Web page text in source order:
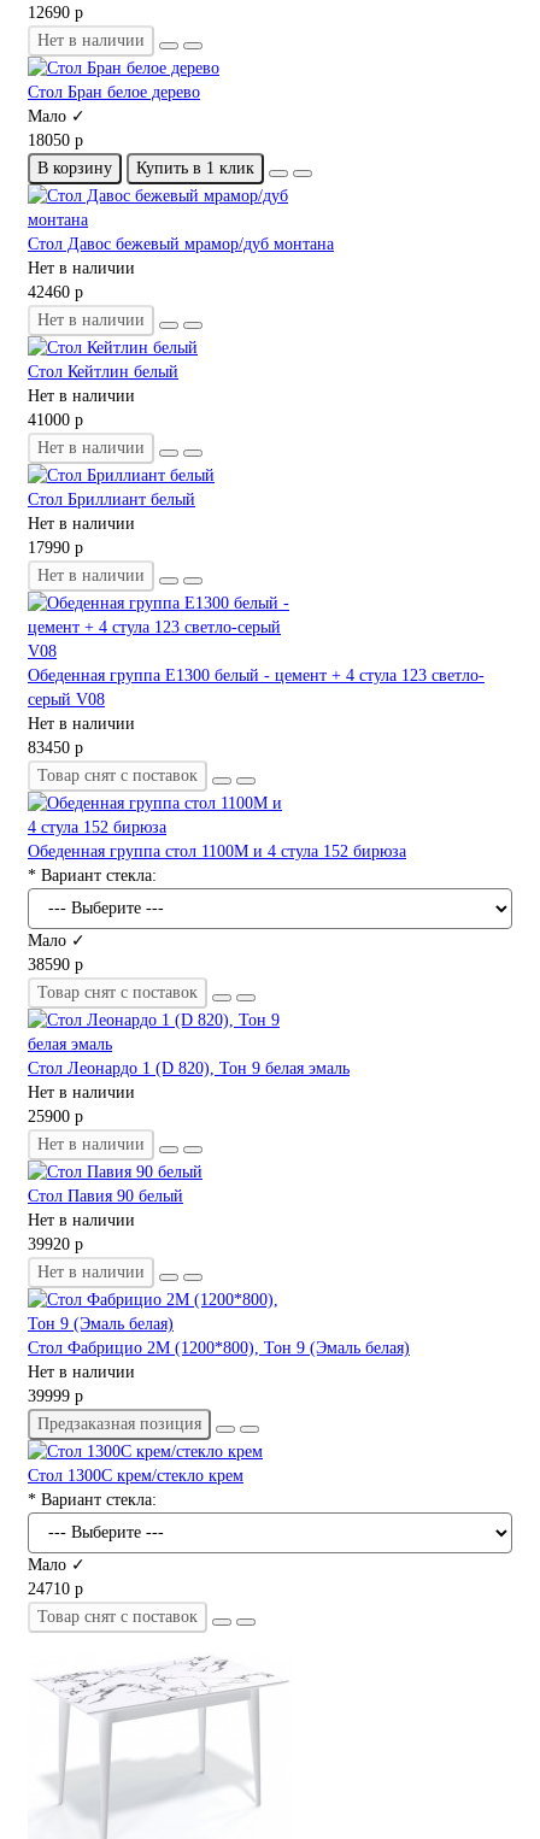
12690 р
Нет в наличии
Стол Бран белое дерево
Мало ✓
18050 р
В корзину
Купить в 1 клик
Стол Давос бежевый мрамор/дуб монтана
Нет в наличии
42460 р
Нет в наличии
Стол Кейтлин белый
Нет в наличии
41000 р
Нет в наличии
Стол Бриллиант белый
Нет в наличии
17990 р
Нет в наличии
Обеденная группа E1300 белый - цемент + 4 стула 123 светло-
серый V08
Нет в наличии
83450 р
Товар снят с поставок
Обеденная группа стол 1100М и 4 стула 152 бирюза
* Вариант стекла:
Мало ✓
38590 р
Товар снят с поставок
Стол Леонардо 1 (D 820), Тон 9 белая эмаль
Нет в наличии
25900 р
Нет в наличии
Стол Павия 90 белый
Нет в наличии
39920 р
Нет в наличии
Стол Фабрицио 2М (1200*800), Тон 9 (Эмаль белая)
Нет в наличии
39999 р
Предзаказная позиция
Стол 1300С крем/стекло крем
* Вариант стекла:
Мало ✓
24710 р
Товар снят с поставок